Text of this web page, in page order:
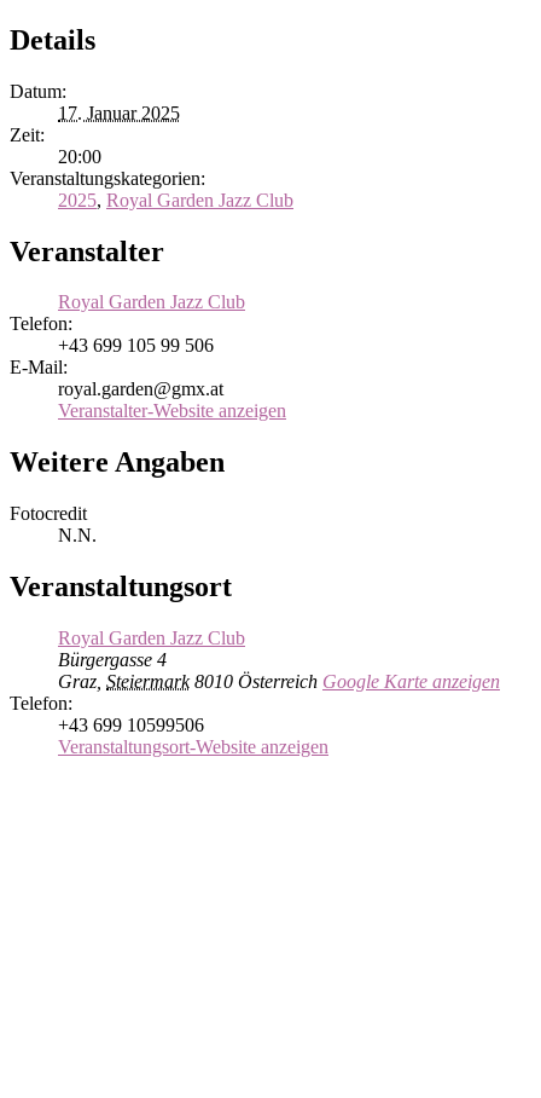
Details
Datum:
17. Januar 2025
Zeit:
20:00
Veranstaltungskategorien:
2025, Royal Garden Jazz Club
Veranstalter
Royal Garden Jazz Club
Telefon:
+43 699 105 99 506
E-Mail:
royal.garden@gmx.at
Veranstalter-Website anzeigen
Weitere Angaben
Fotocredit
N.N.
Veranstaltungsort
Royal Garden Jazz Club
Bürgergasse 4
Graz Steiermark 8010 Österreich Google Karte anzeigen
Telefon:
+43 699 10599506
Veranstaltungsort-Website anzeigen